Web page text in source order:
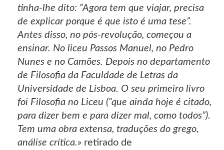
tinha-lhe dito: “Agora tem que viajar, precisa
de explicar porque é que isto é uma tese”.
Antes disso, no pós-revolução, começou a
ensinar. No liceu Passos Manuel, no Pedro
Nunes e no Camões. Depois no departamento
de Filosofia da Faculdade de Letras da
Universidade de Lisboa. O seu primeiro livro
foi Filosofia no Liceu (“que ainda hoje é citado,
para dizer bem e para dizer mal, como todos”).
Tem uma obra extensa, traduções do grego,
análise crítica.» retirado de